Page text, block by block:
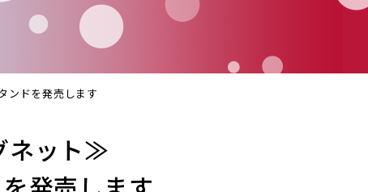
ンドを発売します
ネット≫